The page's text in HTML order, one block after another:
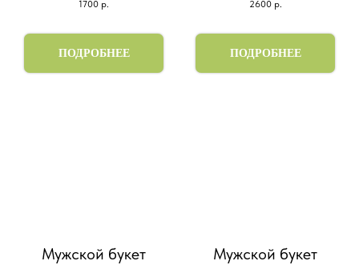
1700 р.
ПОДРОБНЕЕ
2600 р.
ПОДРОБНЕЕ
Мужской букет
Мужской букет